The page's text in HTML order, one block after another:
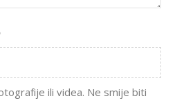
ili videa. Ne smije biti